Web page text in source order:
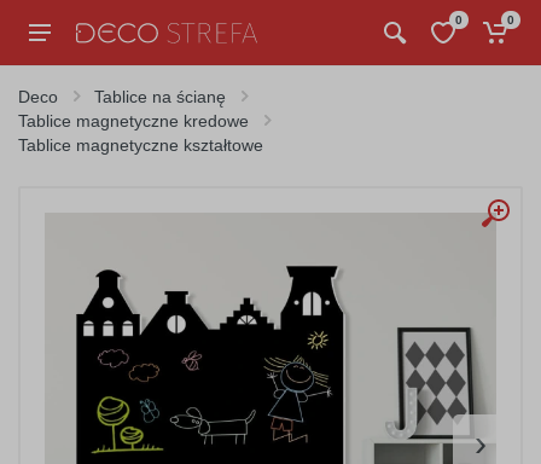
0 0
Deco
Tablice na ścianę
Tablice magnetyczne kredowe
Tablice magnetyczne kształtowe
›